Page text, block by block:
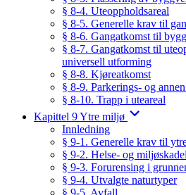
§ 8-4. Uteoppholdsareal
§ 8-5. Generelle krav til
§ 8-6. Gangatkomst til
§ 8-7. Gangatkomst til
universell utforming
§ 8-8. Kjøreatkomst
§ 8-9. Parkerings- og
§ 8-10. Trapp i uteareal
Kapittel 9 Ytre miljø
Innledning
§ 9-1. Generelle krav til
§ 9-2. Helse- og
§ 9-3. Forurensing i
§ 9-4. Utvalgte naturtyper